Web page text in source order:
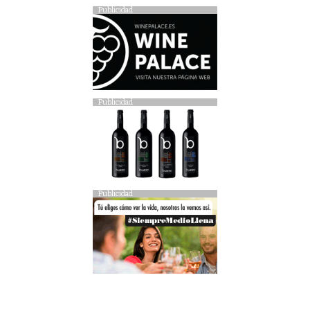
Publicidad
Publicidad
Publicidad